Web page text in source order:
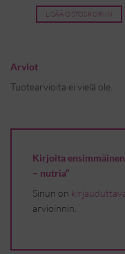
LISÄÄ OSTOSKORIIN
Arviot
Tuotearvioita ei vielä ole.
Kirjoita
– nutria”
Sinun on
arvioinnin.